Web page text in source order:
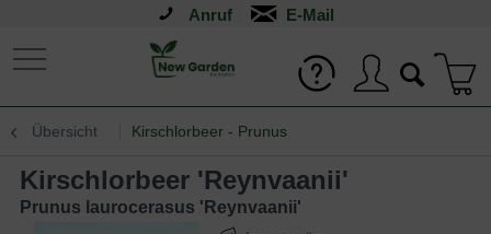
Anruf
Übersicht Kirschlorbeer - Prunus
Kirschlorbeer 'Reynvaanii'
Prunus laurocerasus 'Reynvaanii'